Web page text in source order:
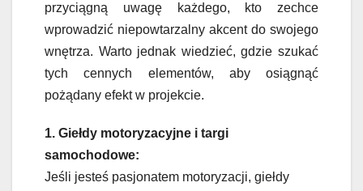
przyciągną uwagę każdego, kto zechce
wprowadzić niepowtarzalny akcent do swojego
wnętrza. Warto jednak wiedzieć, gdzie szukać
tych cennych elementów, aby osiągnąć
pożądany efekt w projekcie.
1. Giełdy motoryzacyjne i targi
samochodowe:
Jeśli jesteś pasjonatem motoryzacji, giełdy